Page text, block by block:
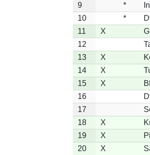
9
*
10
*
11
X
12
13
X
14
X
15
X
16
17
18
X
19
X
20
X